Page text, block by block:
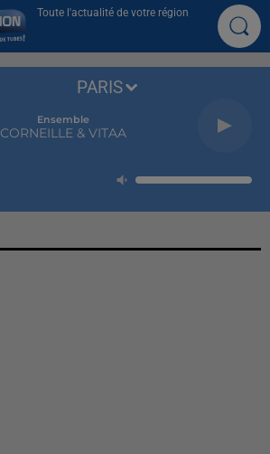
Toute l'actualité de votre région
Ensemble
CORNEILLE & VITAA
PARIS